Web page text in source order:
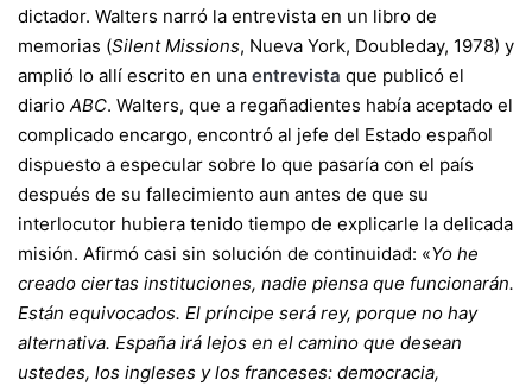
dictador. Walters narró la entrevista en un libro de
memorias (Silent Missions, Nueva York, Doubleday, 1978) y
amplió lo allí escrito en una entrevista que publicó el
diario ABC. Walters, que a regañadientes había aceptado el
complicado encargo, encontró al jefe del Estado español
dispuesto a especular sobre lo que pasaría con el país
después de su fallecimiento aun antes de que su
interlocutor hubiera tenido tiempo de explicarle la delicada
misión. Afirmó casi sin solución de continuidad: «Yo he
creado ciertas instituciones, nadie piensa que funcionarán.
Están equivocados. El príncipe será rey, porque no hay
alternativa. España irá lejos en el camino que desean
ustedes, los ingleses y los franceses: democracia,